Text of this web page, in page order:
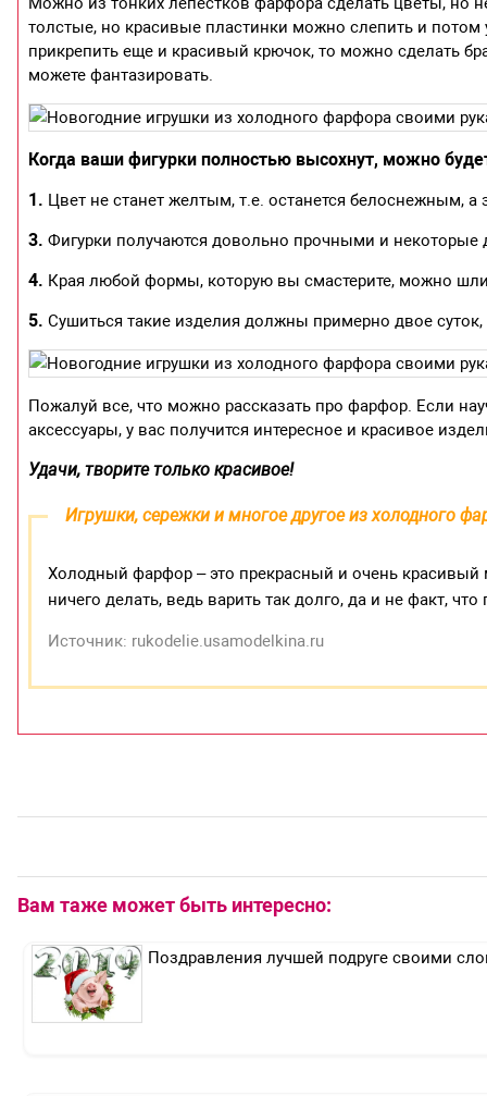
толстые, но красивые пластинки можно слепить и потом
прикрепить еще и красивый крючок, то можно сделать
можете фантазировать.
Когда ваши фигурки полностью высохнут, можно
1. Цвет не станет желтым, т.е. останется белоснежным,
3. Фигурки получаются довольно прочными и некоторые
4. Края любой формы, которую вы смастерите, можно
5. Сушиться такие изделия должны примерно двое
Пожалуй все, что можно рассказать про фарфор. Если
аксессуары, у вас получится интересное и красивое
Удачи, творите только красивое!
Игрушки, сережки и многое другое из холодного
Холодный фарфор – это прекрасный и очень красивый
ничего делать, ведь варить так долго, да и не факт,
Источник: rukodelie.usamodelkina.ru
Вам таже может быть интересно:
Поздравления лучшей подруге своими